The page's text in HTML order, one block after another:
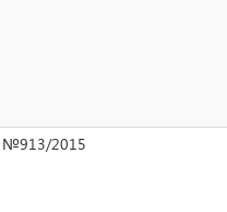
№913/2015